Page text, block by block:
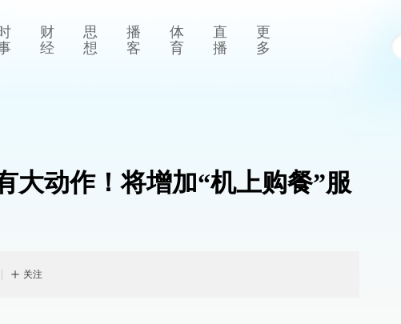
财
经
思
想
播
客
体
育
直
播
更
多
大动作！将增加“机上购餐”服
关注